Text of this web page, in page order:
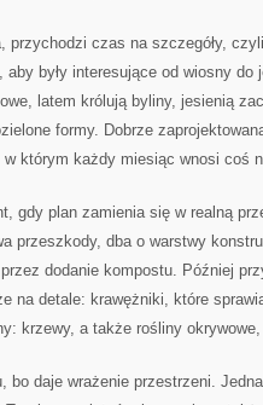
przychodzi czas na szczegóły,
aby były interesujące od wiosny do
latem królują byliny, jesienią
formy. Dobrze
którym każdy miesiąc wnosi coś
gdy plan zamienia się w realną
przeszkody, dba o warstwy
dodanie kompostu. Później
na detale: krawężniki, które
krzewy, a także rośliny
bo daje wrażenie przestrzeni.